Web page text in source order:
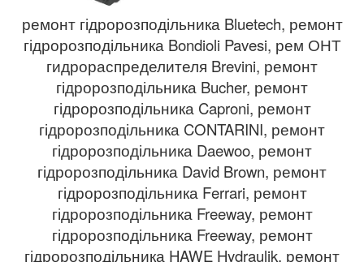
ремонт гідророзподільника Bluetech, ремонт
гідророзподільника Bondioli Pavesi, рем ОНТ
гидрораспределителя Brevini, ремонт
гідророзподільника Bucher, ремонт
гідророзподільника Caproni, ремонт
гідророзподільника CONTARINI, ремонт
гідророзподільника Daewoo, ремонт
гідророзподільника David Brown, ремонт
гідророзподільника Ferrari, ремонт
гідророзподільника Freeway, ремонт
гідророзподільника Freeway, ремонт
гідророзподільника HAWE Hydraulik, ремонт